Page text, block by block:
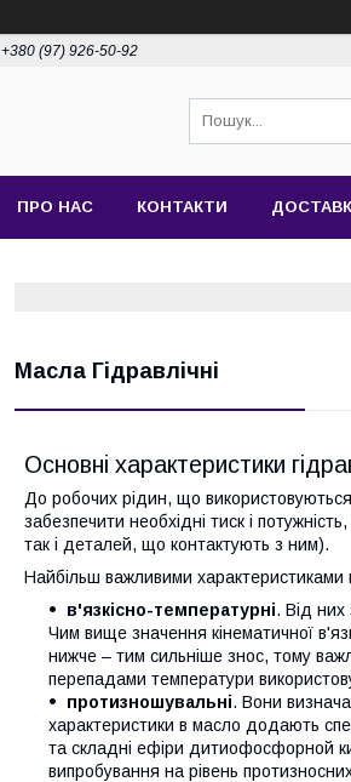
+380 (97) 926-50-92
ПРО НАС КОНТАКТИ
Масла Гідравлічні
Основні характеристики
До робочих рідин, що
забезпечити необхідні тиск і
так і деталей, що контактують з ним).
Найбільш важливими характеристиками
в'язкісно-температурні. Від них
Чим вище значення кінематичної
нижче – тим сильніше знос, тому
перепадами температури
протизношувальні. Вони
характеристики в масло додають
та складні ефіри дитиофосфорной
випробування на рівень